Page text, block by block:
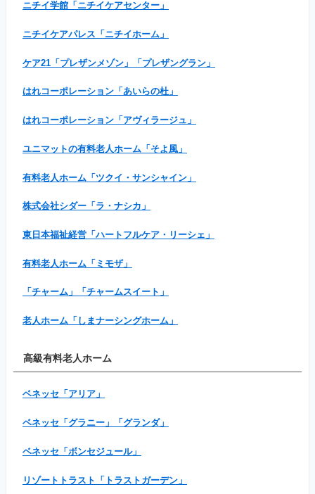
ニチイ学館「ニチイケアセンター」
ニチイケアパレス「ニチイホーム」
ケア21「プレザンメゾン」「プレザングラン」
はれコーポレーション「あいらの杜」
はれコーポレーション「アヴィラージュ」
ユニマットの有料老人ホーム「そよ風」
有料老人ホーム「ツクイ・サンシャイン」
株式会社シダー「ラ・ナシカ」
東日本福祉経営「ハートフルケア・リーシェ」
有料老人ホーム「ミモザ」
「チャーム」「チャームスイート」
老人ホーム「しまナーシングホーム」
高級有料老人ホーム
ベネッセ「アリア」
ベネッセ「グラニー」「グランダ」
ベネッセ「ボンセジュール」
リゾートトラスト「トラストガーデン」